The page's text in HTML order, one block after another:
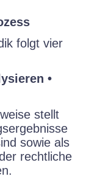
folgt vier
•
stellt
sowie als
rechtliche